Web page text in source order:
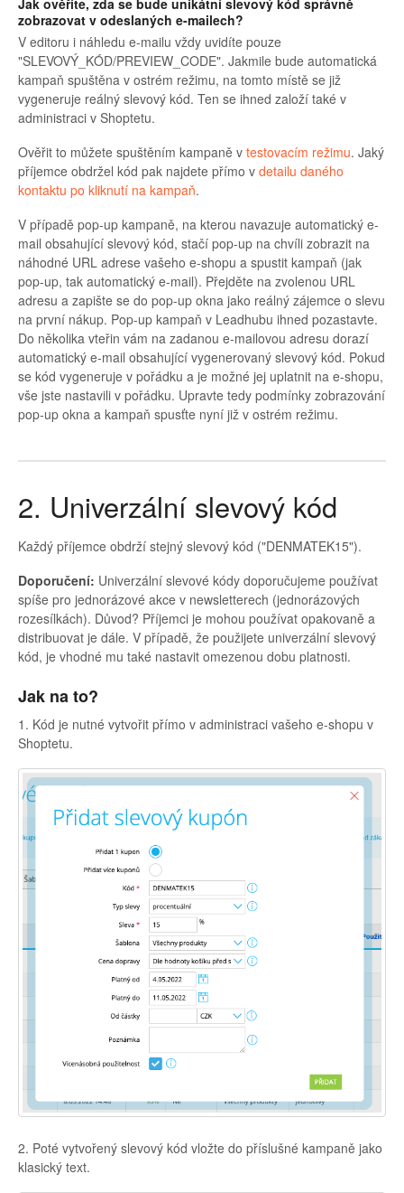
Jak ověříte, zda se bude unikátní slevový kód správně
zobrazovat v odeslaných e-mailech?
V editoru i náhledu e-mailu vždy uvidíte pouze
"SLEVOVÝ_KÓD/PREVIEW_CODE". Jakmile bude automatická
kampaň spuštěna v ostrém režimu, na tomto místě se již
vygeneruje reálný slevový kód. Ten se ihned založí také v
administraci v Shoptetu.
Ověřit to můžete spuštěním kampaně v testovacím režimu. Jaký
příjemce obdržel kód pak najdete přímo v detailu daného
kontaktu po kliknutí na kampaň.
V případě pop-up kampaně, na kterou navazuje automatický e-
mail obsahující slevový kód, stačí pop-up na chvíli zobrazit na
náhodné URL adrese vašeho e-shopu a spustit kampaň (jak
pop-up, tak automatický e-mail). Přejděte na zvolenou URL
adresu a zapište se do pop-up okna jako reálný zájemce o slevu
na první nákup. Pop-up kampaň v Leadhubu ihned pozastavte.
Do několika vteřin vám na zadanou e-mailovou adresu dorazí
automatický e-mail obsahující vygenerovaný slevový kód. Pokud
se kód vygeneruje v pořádku a je možné jej uplatnit na e-shopu,
vše jste nastavili v pořádku. Upravte tedy podmínky zobrazování
pop-up okna a kampaň spusťte nyní již v ostrém režimu.
2. Univerzální slevový kód
Každý příjemce obdrží stejný slevový kód ("DENMATEK15").
Doporučení: Univerzální slevové kódy doporučujeme používat
spíše pro jednorázové akce v newsletterech (jednorázových
rozesílkách). Důvod? Příjemci je mohou používat opakovaně a
distribuovat je dále. V případě, že použijete univerzální slevový
kód, je vhodné mu také nastavit omezenou dobu platnosti.
Jak na to?
1. Kód je nutné vytvořit přímo v administraci vašeho e-shopu v
Shoptetu.
2. Poté vytvořený slevový kód vložte do příslušné kampaně jako
klasický text.